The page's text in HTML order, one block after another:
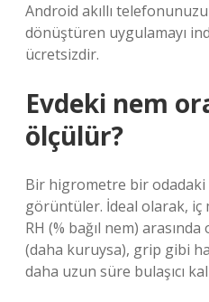
Android akıllı
dönüştüren uygulamayı
ücretsizdir.
Evdeki nem
ölçülür?
Bir higrometre bir odadaki
görüntüler. İdeal olarak, iç
RH (% bağıl nem)
(daha kuruysa), grip gibi
daha uzun süre bulaşıcı